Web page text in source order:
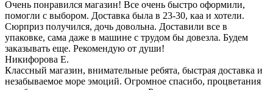
Очень понравился магазин! Все очень быстро оформили,
помогли с выбором. Доставка была в 23-30, каа и хотели.
Сюрприз получился, дочь довольна. Доставили все в
упаковке, сама даже в машине с трудом бы довезла. Будем
заказывать еще. Рекомендую от души!
Никифорова Е.
Классный магазин, внимательные ребята, быстрая доставка и
незабываемое море эмоций. Огромное спасибо, процветания